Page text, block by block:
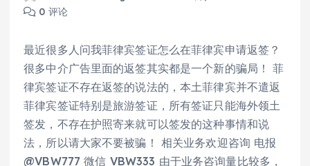
0 评论
最近很多人问我菲律宾签证怎么在菲律宾申请返签？
很多中介广告里面的返签其实都是一个新的骗局！ 菲
律宾签证不存在返签的说法的，本土菲律宾并不遣返
菲律宾签证特别是旅游签证，所有签证只能海外领土
签发，不存在护照寄来就可以签发的这种事情和说
法，所以请大家不要被骗！ 相关业务欢迎咨询 电报
@VBW777 微信 VBW333 由于业务咨询量比较多，